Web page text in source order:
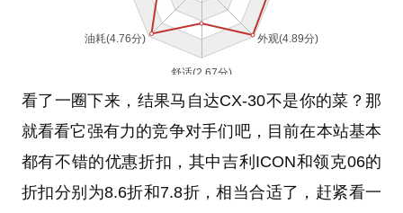
看了一圈下来，结果马自达CX-30不是你的菜？那
就看看它强有力的竞争对手们吧，目前在本站基本
都有不错的优惠折扣，其中吉利ICON和领克06的
折扣分别为8.6折和7.8折，相当合适了，赶紧看一